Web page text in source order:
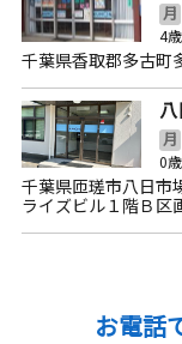
月
4
千葉県香取郡多古町
月
0
千葉県匝瑳市八日市
ライズビル１階Ｂ区
お電話